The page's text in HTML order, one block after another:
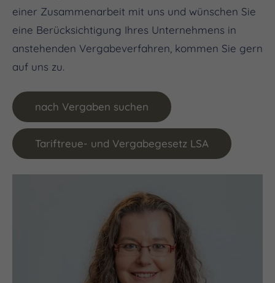
einer Zusammenarbeit mit uns und wünschen Sie
eine Berücksichtigung Ihres Unternehmens in
anstehenden Vergabeverfahren, kommen Sie gern
auf uns zu.
nach Vergaben suchen
Tariftreue- und Vergabegesetz LSA